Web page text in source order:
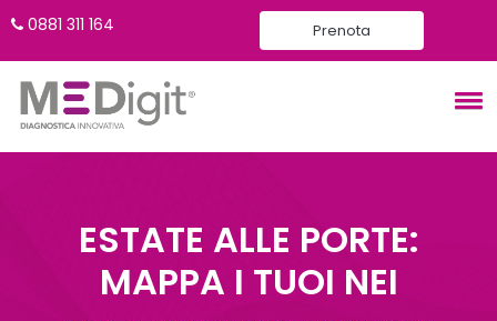
0881 311 164 Prenota
ESTATE ALLE PORTE:
MAPPA I TUOI NEI